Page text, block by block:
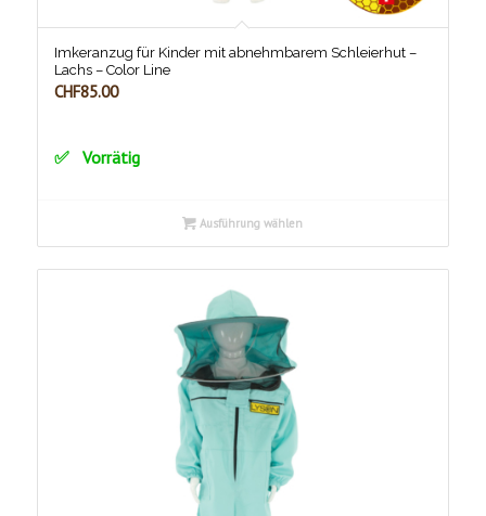
Imkeranzug für Kinder mit abnehmbarem Schleierhut –
Lachs – Color Line
CHF85.00
Vorrätig
Ausführung wählen